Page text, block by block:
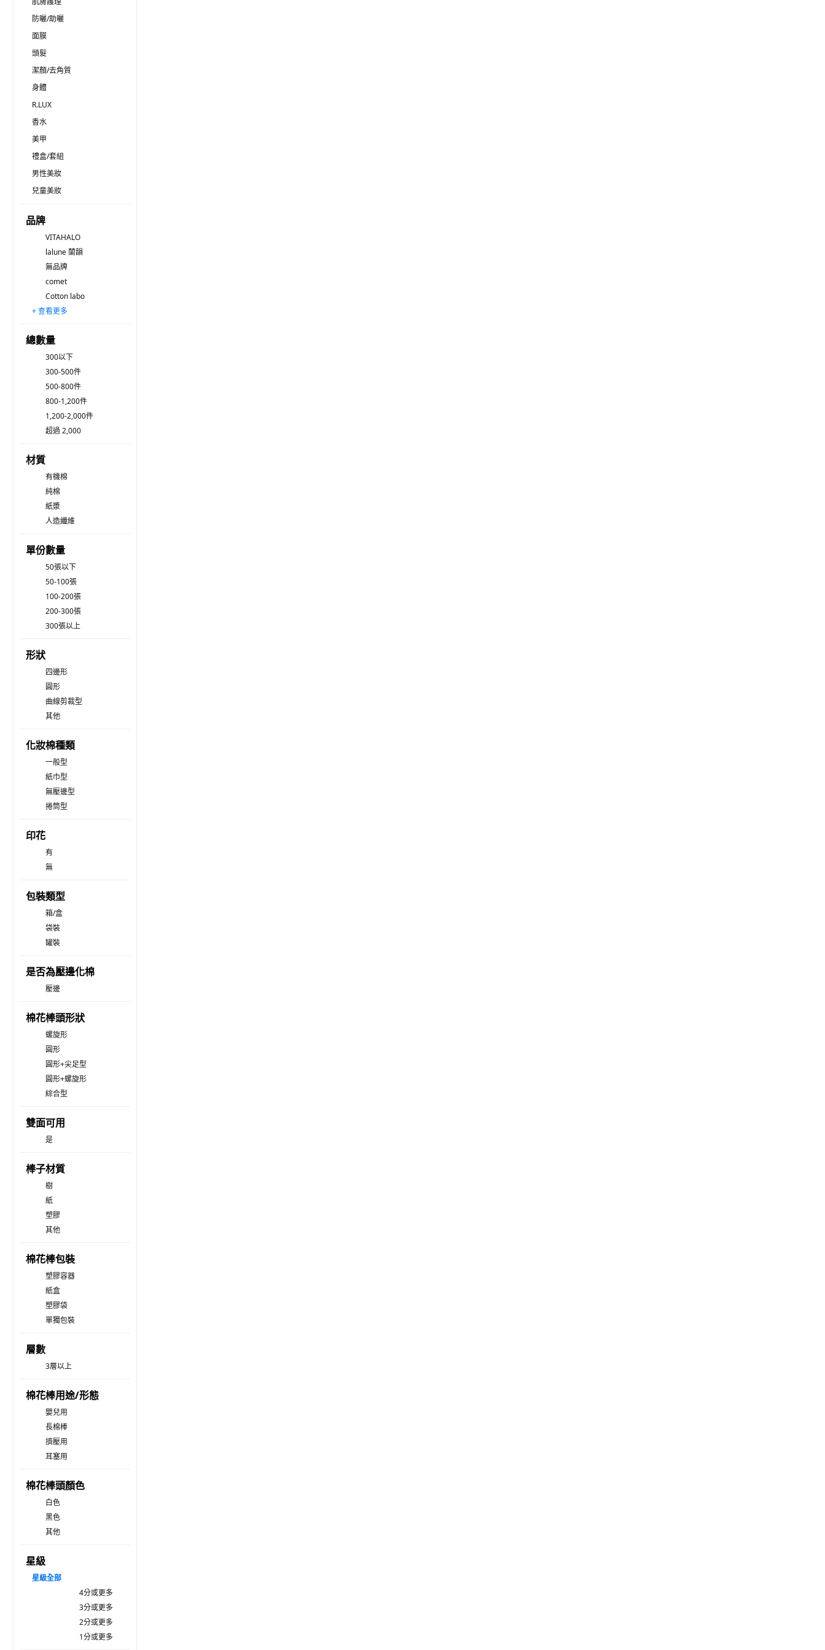
防曬/助曬
面膜
頭髮
潔顏/去角質
身體
R.LUX
香水
美甲
禮盒/套組
男性美妝
兒童美妝
品牌
VITAHALO
lalune 蘭韻
無品牌
comet
Cotton labo
Hello Kitty 凱蒂貓
MY SCHEMING 我的心機
CHRISMA
BANILA CO 芭妮蘭
MediFlower
INNISFREE
SONAK SONAK
URBAN LEAVES
COACOS
FINDYOU
Roaze 柔仕
OMA&Baby 拭拭樂
Yan Jing 妍淨
Ariul 艾藜兒
swanicoco
+ 查看更多
總數量
300以下
300-500件
500-800件
800-1,200件
1,200-2,000件
超過 2,000
材質
有機棉
純棉
紙漿
人造纖維
單份數量
50張以下
50-100張
100-200張
200-300張
300張以上
形狀
四邊形
圓形
曲線剪裁型
其他
化妝棉種類
一般型
紙巾型
無壓邊型
捲筒型
印花
有
無
包裝類型
箱/盒
袋裝
罐裝
是否為壓邊化棉
壓邊
棉花棒頭形狀
螺旋形
圓形
圓形+尖足型
圓形+螺旋形
綜合型
雙面可用
是
棒子材質
樹
紙
塑膠
其他
棉花棒包裝
塑膠容器
紙盒
塑膠袋
單獨包裝
層數
3層以上
棉花棒用途/形態
嬰兒用
長棉棒
擠壓用
耳塞用
棉花棒頭顏色
白色
黑色
其他
星級
星級全部
4分或更多
3分或更多
2分或更多
1分或更多